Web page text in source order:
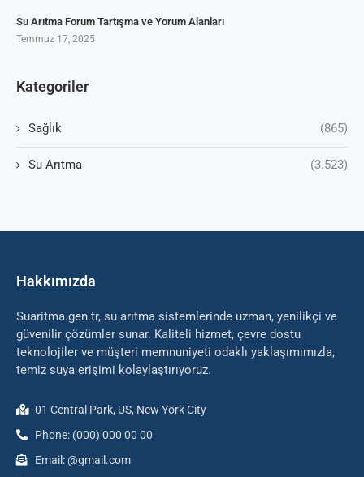
Su Arıtma Forum Tartışma ve Yorum Alanları
Temmuz 17, 2025
Kategoriler
Sağlık (865)
Su Arıtma (3.523)
Hakkımızda
Suaritma.gen.tr, su arıtma sistemlerinde uzman, yenilikçi ve
güvenilir çözümler sunar. Kaliteli hizmet, çevre dostu
teknolojiler ve müşteri memnuniyeti odaklı yaklaşımımızla,
temiz suya erişimi kolaylaştırıyoruz.
01 Central Park, US, New York City
Phone: (000) 000 00 00
Email: @gmail.com